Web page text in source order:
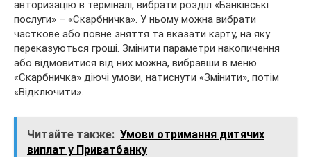
авторизацію в терміналі, вибрати розділ «Банківські
послуги» – «Скарбничка». У ньому можна вибрати
часткове або повне зняття та вказати карту, на яку
переказуються гроші. Змінити параметри накопичення
або відмовитися від них можна, вибравши в меню
«Скарбничка» діючі умови, натиснути «Змінити», потім
«Відключити».
Читайте также: Умови отримання дитячих
виплат у Приватбанку